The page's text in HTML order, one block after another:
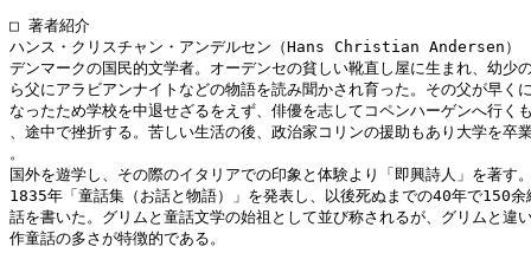
□ 著者紹介
ハンス・クリスチャン・アンデルセン（Hans Christian Andersen）
デンマークの国民的文学者。オーデンセの貧しい靴直し屋に生まれ、幼少
ら父にアラビアンナイトなどの物語を読み聞かされ育った。その父が早く
なったため学校を中退せざるをえず、俳優を志してコペンハーゲンへ行く
、途中で挫折する。苦しい生活の後、政治家コリンの援助もあり大学を卒
。
国外を遊学し、その際のイタリアでの印象と体験より「即興詩人」を著す
1835年「童話集（お話と物語）」を発表し、以後死ぬまでの40年で150余
話を書いた。グリムと童話文学の始祖として並び称されるが、グリムと違
作童話の多さが特徴的である。